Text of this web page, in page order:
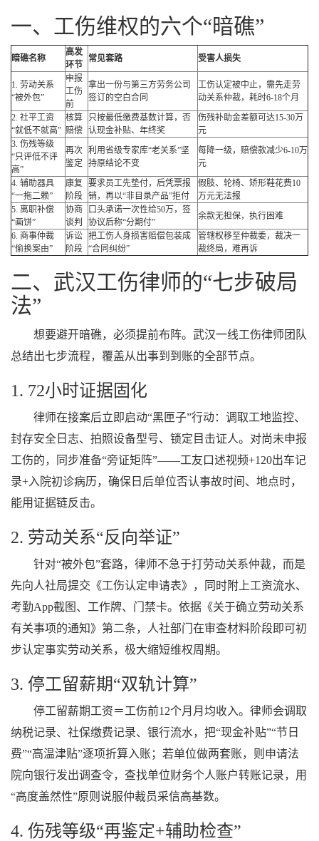
一、工伤维权的六个“暗礁”
暗礁名称
高发
环节
常见套路 受害人损失
1. 劳动关系
“被外包”
申报
工伤
前
拿出一份与第三方劳务公司
签订的空白合同
工伤认定被中止，需先走劳
动关系仲裁，耗时6-18个月
2. 社平工资
“就低不就高”
核算
赔偿
只按最低缴费基数计算，否
认现金补贴、年终奖
伤残补助金差额可达15-30万
元
3. 伤残等级
“只评低不评
高”
再次
鉴定
利用省级专家库“老关系”坚
持原结论不变
每降一级，赔偿款减少6-10万
元
4. 辅助器具
“一拖二赖”
康复
阶段
要求员工先垫付，后凭票报
销，再以“非目录产品”拒付
假肢、轮椅、矫形鞋花费10
万元无法报
5. 离职补偿
“画饼”
协商
谈判
口头承诺一次性给50万，签
协议后称“分期付”
余款无担保，执行困难
6. 商事仲裁
“偷换案由”
诉讼
阶段
把工伤人身损害赔偿包装成
“合同纠纷”
管辖权移至仲裁委，裁决一
裁终局，难再诉
二、武汉工伤律师的“七步破局
法”
想要避开暗礁，必须提前布阵。武汉一线工伤律师团队
总结出七步流程，覆盖从出事到到账的全部节点。
1. 72小时证据固化
律师在接案后立即启动“黑匣子”行动：调取工地监控、
封存安全日志、拍照设备型号、锁定目击证人。对尚未申报
工伤的，同步准备“旁证矩阵”——工友口述视频+120出车记
录+入院初诊病历，确保日后单位否认事故时间、地点时，
能用证据链反击。
2. 劳动关系“反向举证”
针对“被外包”套路，律师不急于打劳动关系仲裁，而是
先向人社局提交《工伤认定申请表》，同时附上工资流水、
考勤App截图、工作牌、门禁卡。依据《关于确立劳动关系
有关事项的通知》第二条，人社部门在审查材料阶段即可初
步认定事实劳动关系，极大缩短维权周期。
3. 停工留薪期“双轨计算”
停工留薪期工资＝工伤前12个月月均收入。律师会调取
纳税记录、社保缴费记录、银行流水，把“现金补贴”“节日
费”“高温津贴”逐项折算入账；若单位做两套账，则申请法
院向银行发出调查令，查找单位财务个人账户转账记录，用
“高度盖然性”原则说服仲裁员采信高基数。
4. 伤残等级“再鉴定+辅助检查”